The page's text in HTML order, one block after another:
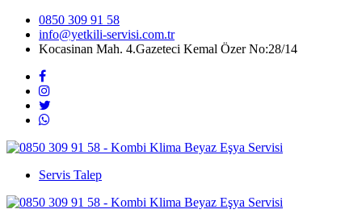
0850 309 91 58
info@yetkili-servisi.com.tr
Kocasinan Mah. 4.Gazeteci Kemal Özer No:28/14
Servis Talep